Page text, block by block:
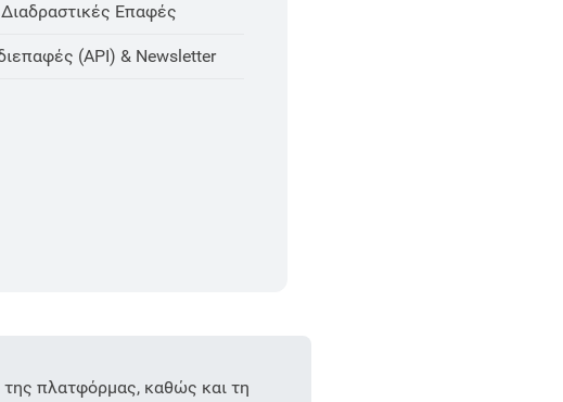
Επαφές
(API) & Newsletter
πλατφόρμας, καθώς και τη